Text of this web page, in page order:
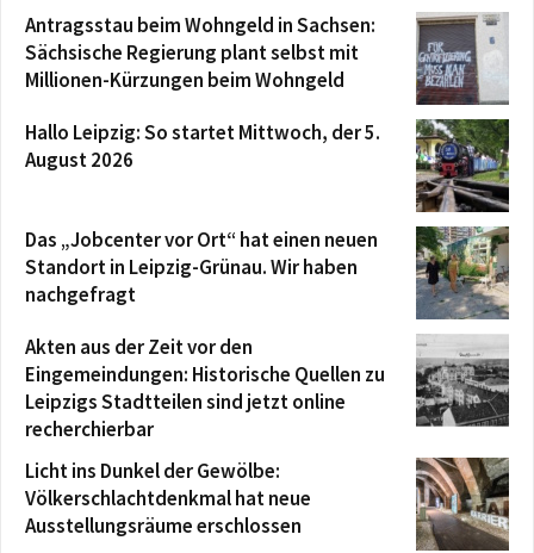
Antragsstau beim Wohngeld in Sachsen:
Sächsische Regierung plant selbst mit
Millionen-Kürzungen beim Wohngeld
Hallo Leipzig: So startet Mittwoch, der 5.
August 2026
Das „Jobcenter vor Ort“ hat einen neuen
Standort in Leipzig-Grünau. Wir haben
nachgefragt
Akten aus der Zeit vor den
Eingemeindungen: Historische Quellen zu
Leipzigs Stadtteilen sind jetzt online
recherchierbar
Licht ins Dunkel der Gewölbe:
Völkerschlachtdenkmal hat neue
Ausstellungsräume erschlossen